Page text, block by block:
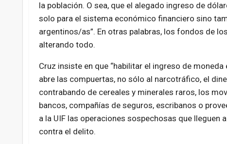
la población. O sea, que el alegado ingreso de
solo para el sistema económico financiero sino
argentinos/as”. En otras palabras, los fondos de
alterando todo.
Cruz insiste en que “habilitar el ingreso de
abre las compuertas, no sólo al narcotráfico, el
contrabando de cereales y minerales raros, los
bancos, compañías de seguros, escribanos o
a la UIF las operaciones sospechosas que lleguen
contra el delito.